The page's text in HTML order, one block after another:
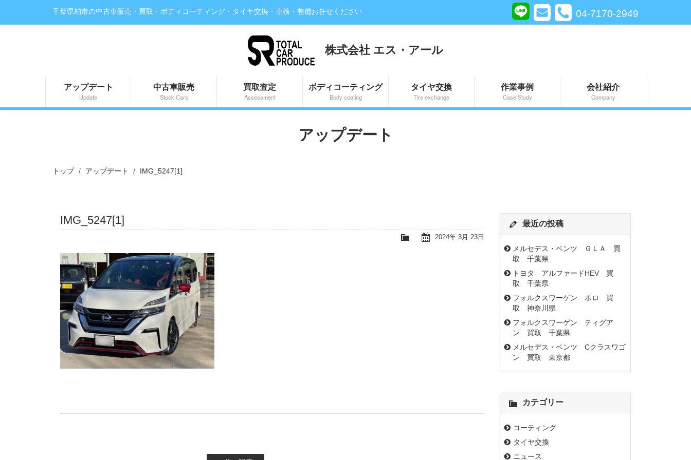
千葉県柏市の中古車販売・買取・ボディコーティング・タイヤ交換・車検・整備お任せください 04-7170-2949
株式会社 エス・アール
アップデート
Update
中古車販売
Stock Cars
買取査定
Assessment
ボディコーティング
Body coating
タイヤ交換
Tire exchange
作業事例
Case Study
会社紹介
Company
アップデート
トップ アップデート IMG_5247[1]
IMG_5247[1]
2024年 3月 23日
最近の投稿
メルセデス・ベンツ ＧＬＡ 買
取 千葉県
トヨタ アルファードHEV 買
取 千葉県
フォルクスワーゲン ポロ 買
取 神奈川県
フォルクスワーゲン ティグア
ン 買取 千葉県
メルセデス・ベンツ Cクラスワゴ
ン 買取 東京都
カテゴリー
コーティング
タイヤ交換
ニュース